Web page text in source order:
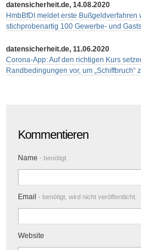
datensicherheit.de, 14.08.2020
HmbBfDI meldet erste
stichprobenartig 100 Gewerbe- und
datensicherheit.de, 11.06.2020
Corona-App: Auf den richtigen Kurs
Randbedingungen vor, um „Schiffbruch“
Kommentieren
Name - benötigt
Email - benötigt, wird nicht veröffentlicht.
Website